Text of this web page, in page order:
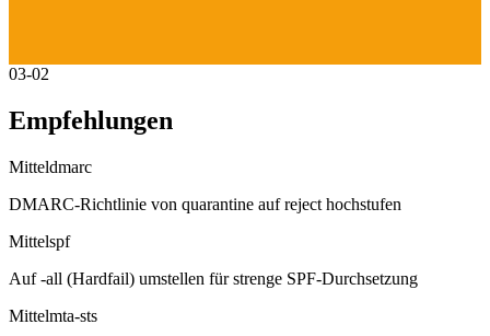
03-02
Empfehlungen
Mitteldmarc
DMARC-Richtlinie von quarantine auf reject hochstufen
Mittelspf
Auf -all (Hardfail) umstellen für strenge SPF-Durchsetzung
Mittelmta-sts